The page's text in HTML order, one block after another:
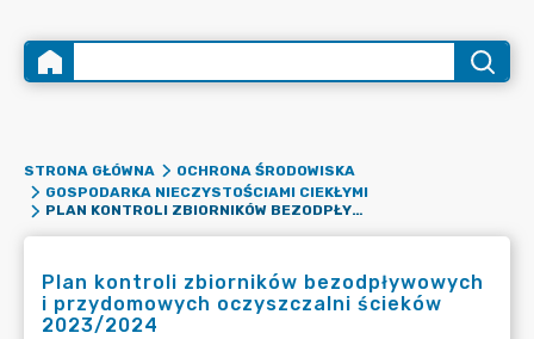
STRONA GŁÓWNA
OCHRONA ŚRODOWISKA
GOSPODARKA NIECZYSTOŚCIAMI CIEKŁYMI
PLAN KONTROLI ZBIORNIKÓW BEZODPŁYWOWYCH I PRZYDOMOWYCH OCZYSZCZALNI ŚCIEKÓW 2023/2024
Plan kontroli zbiorników bezodpływowych
i przydomowych oczyszczalni ścieków
2023/2024